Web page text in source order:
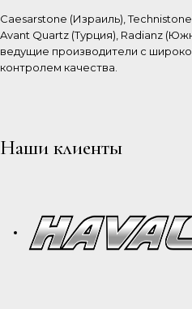
Caesarstone (Израиль),
Avant Quartz (Турция), Radianz
ведущие производители с
контролем качества.
Наши клиенты